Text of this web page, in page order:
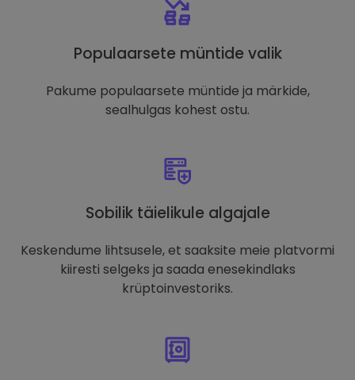
Populaarsete müntide valik
Pakume populaarsete müntide ja märkide,
sealhulgas kohest ostu.
Sobilik täielikule algajale
Keskendume lihtsusele, et saaksite meie platvormi
kiiresti selgeks ja saada enesekindlaks
krüptoinvestoriks.